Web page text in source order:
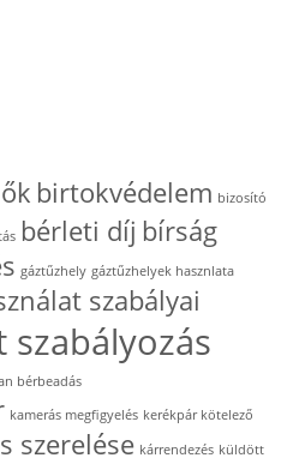
birtokvédelem bizosító
bérleti díj bírság
gáztűzhely gáztűzhelyek hasznlata
szabályai
bérbeadás
kamerás megfigyelés kerékpár kötelező
szerelése kárrendezés küldött